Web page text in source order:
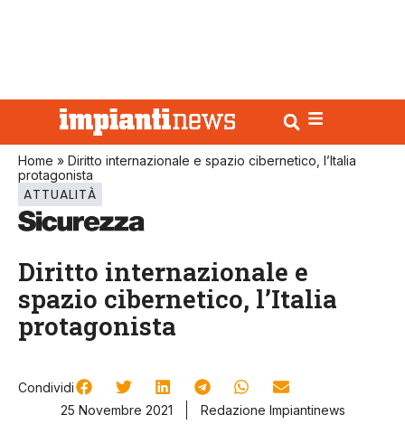
Home » Diritto internazionale e spazio cibernetico, l’Italia
protagonista
ATTUALITÀ
Diritto internazionale e
spazio cibernetico, l’Italia
protagonista
Condividi
25 Novembre 2021
Redazione Impiantinews